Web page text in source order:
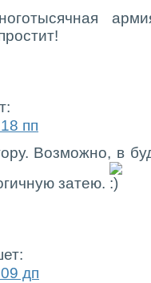
пп
Возможно, в
затею.
дп